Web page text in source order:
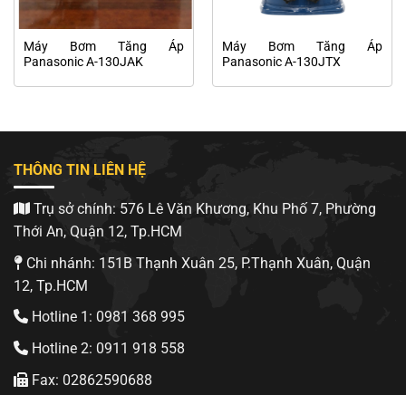
Máy Bơm Tăng Áp
Panasonic A-130JAK
Máy Bơm Tăng Áp
Panasonic A-130JTX
THÔNG TIN LIÊN HỆ
Trụ sở chính: 576 Lê Văn Khương, Khu Phố 7, Phường
Thới An, Quận 12, Tp.HCM
Chi nhánh: 151B Thạnh Xuân 25, P.Thạnh Xuân, Quận
12, Tp.HCM
Hotline 1: 0981 368 995
Hotline 2: 0911 918 558
Fax: 02862590688